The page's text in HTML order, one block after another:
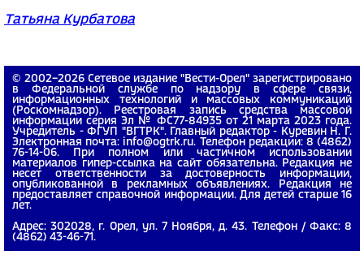
Татьяна Курбатова
© 2002−2026 Сетевое издание "Вести-Орел" зарегистрировано
в Федеральной службе по надзору в сфере связи,
информационных технологий и массовых коммуникаций
(Роскомнадзор). Реестровая запись средства массовой
информации серия Эл № ФС77-84935 от 21 марта 2023 года.
Учредитель - ФГУП "ВГТРК". Главный редактор - Куревин Н. Г.
Электронная почта: info@ogtrk.ru. Телефон редакции: 8 (4862)
76-14-06. При полном или частичном использовании
материалов гипер-ссылка на сайт обязательна. Редакция не
несет ответственности за достоверность информации,
опубликованной в рекламных объявлениях. Редакция не
предоставляет справочной информации. Для детей старше 16
лет.
Адрес: 302028, г. Орел, ул. 7 Ноября, д. 43. Телефон / Факс: 8
(4862) 43-46-71.